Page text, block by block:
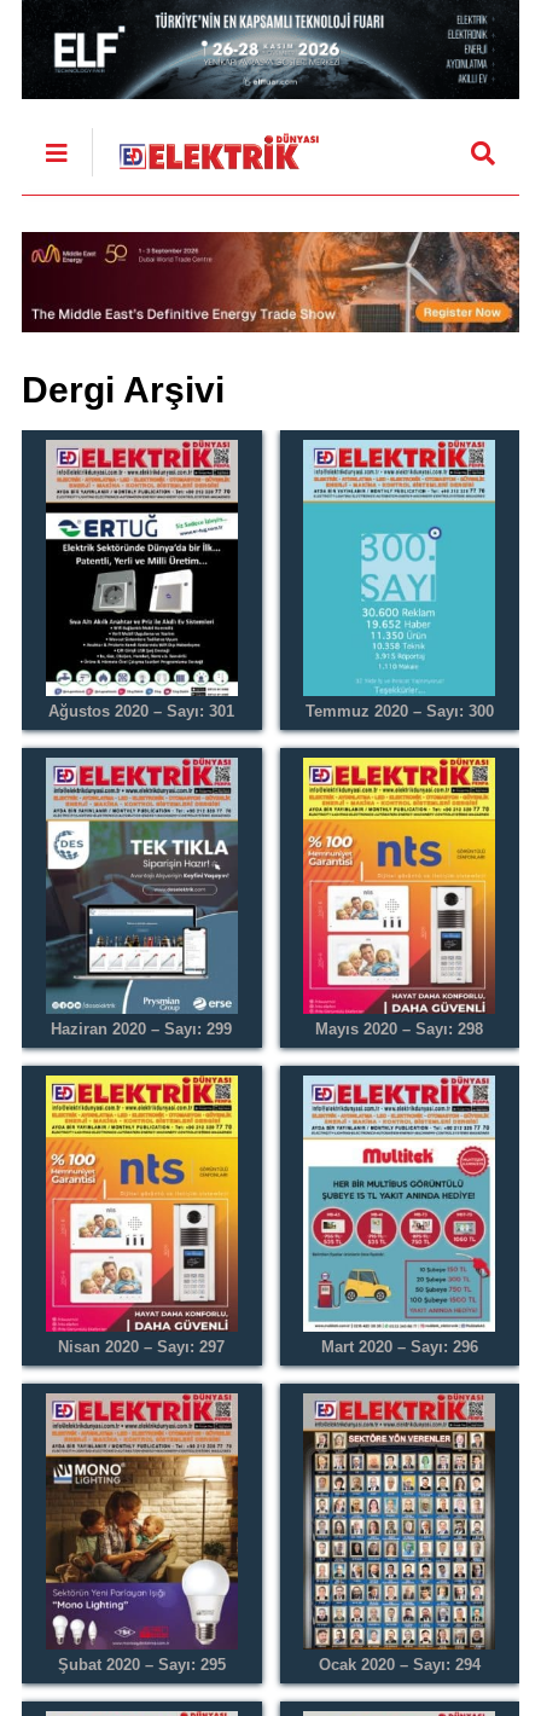
Dergi Arşivi
Ağustos 2020 – Sayı: 301 Temmuz 2020 – Sayı: 300
Haziran 2020 – Sayı: 299 Mayıs 2020 – Sayı: 298
Nisan 2020 – Sayı: 297 Mart 2020 – Sayı: 296
Şubat 2020 – Sayı: 295 Ocak 2020 – Sayı: 294